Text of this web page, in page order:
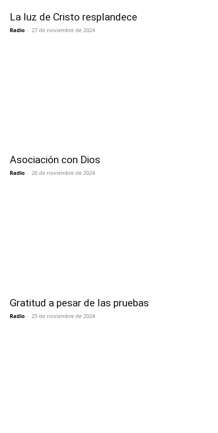
La luz de Cristo resplandece
Radio - 27 de noviembre de 2024
Asociación con Dios
Radio - 26 de noviembre de 2024
Gratitud a pesar de las pruebas
Radio - 25 de noviembre de 2024